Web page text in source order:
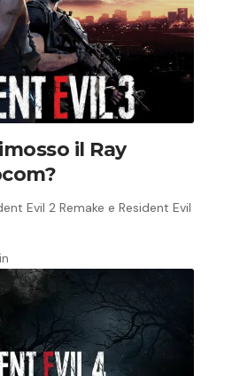
il Ray
Evil 2 Remake e Resident Evil